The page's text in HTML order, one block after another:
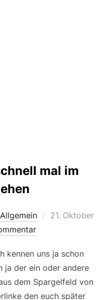
mal im
Allgemein
Veröffentlicht
21. Oktober
kennen uns ja schon
ja der ein oder andere
dem Spargelfeld von
den euch später